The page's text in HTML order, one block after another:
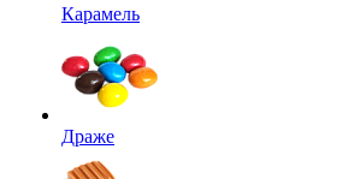
Карамель
Драже